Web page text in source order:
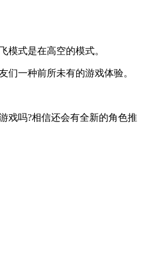
模式是在高空的模式。
一种前所未有的游戏体验。
戏吗?相信还会有全新的角色推